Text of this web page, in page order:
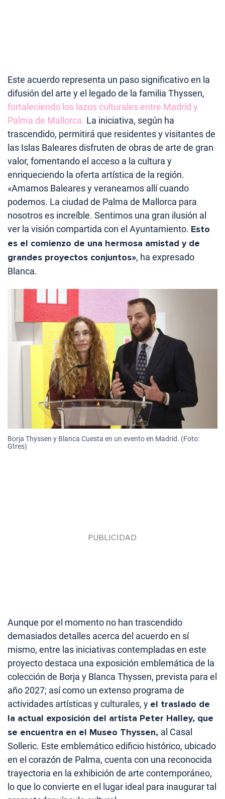
Este acuerdo representa un paso significativo en la
difusión del arte y el legado de la familia Thyssen,
fortaleciendo los lazos culturales entre Madrid y
Palma de Mallorca. La iniciativa, según ha
trascendido, permitirá que residentes y visitantes de
las Islas Baleares disfruten de obras de arte de gran
valor, fomentando el acceso a la cultura y
enriqueciendo la oferta artística de la región.
«Amamos Baleares y veraneamos allí cuando
podemos. La ciudad de Palma de Mallorca para
nosotros es increíble. Sentimos una gran ilusión al
ver la visión compartida con el Ayuntamiento. Esto
es el comienzo de una hermosa amistad y de
grandes proyectos conjuntos», ha expresado
Blanca.
Borja Thyssen y Blanca Cuesta en un evento en Madrid. (Foto:
Gtres)
Aunque por el momento no han trascendido
demasiados detalles acerca del acuerdo en sí
mismo, entre las iniciativas contempladas en este
proyecto destaca una exposición emblemática de la
colección de Borja y Blanca Thyssen, prevista para el
año 2027; así como un extenso programa de
actividades artísticas y culturales, y el traslado de
la actual exposición del artista Peter Halley, que
se encuentra en el Museo Thyssen, al Casal
Solleric. Este emblemático edificio histórico, ubicado
en el corazón de Palma, cuenta con una reconocida
trayectoria en la exhibición de arte contemporáneo,
lo que lo convierte en el lugar ideal para inaugurar tal